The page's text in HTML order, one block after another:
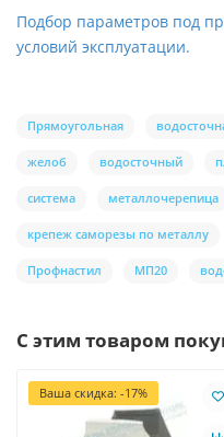
Подбор параметров под
условий эксплуатации.
Прямоугольная
желоб водосточный
система металлочерепица
крепеж саморезы по металлу
Профнастил МП20
С этим товаром
Ваша скидка: -17%